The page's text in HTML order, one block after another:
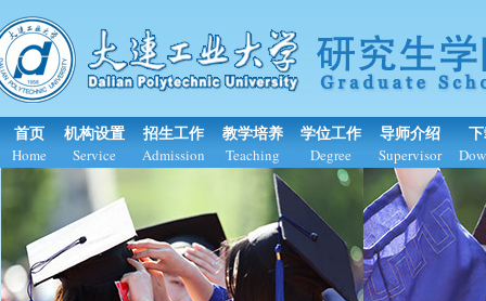
首页
Home
机构设置
Service
招生工作
Admission
教学培养
Teaching
学位工作
Degree
导师介绍
Supervisor